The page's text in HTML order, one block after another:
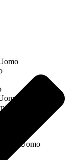
Profumi
Uomo